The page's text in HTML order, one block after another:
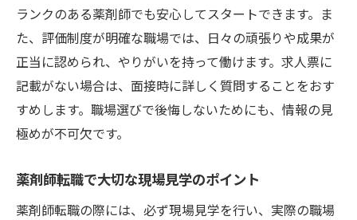
ランクのある薬剤師でも安心してスタートできます。ま
た、評価制度が明確な職場では、日々の頑張りや成果が
正当に認められ、やりがいを持って働けます。求人票に
記載がない場合は、面接時に詳しく質問することをおす
すめします。職場選びで後悔しないためにも、情報の見
極めが不可欠です。
薬剤師転職で大切な現場見学のポイント
薬剤師転職の際には、必ず現場見学を行い、実際の職場